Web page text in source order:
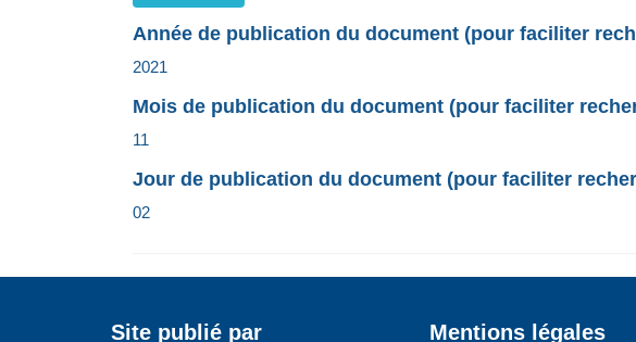
Année de publication du document (pour faciliter
2021
Mois de publication du document (pour faciliter
11
Jour de publication du document (pour faciliter
02
Site publié par Mentions légales